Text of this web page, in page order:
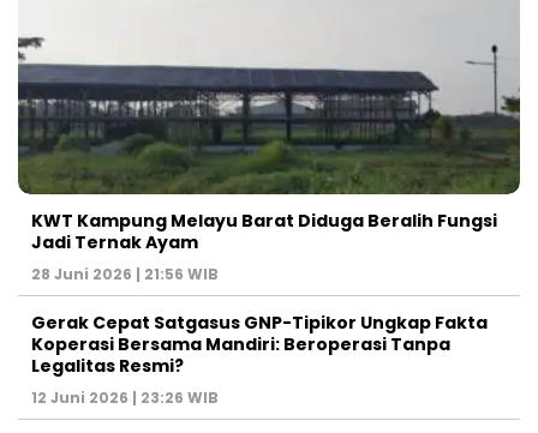
KWT Kampung Melayu Barat Diduga Beralih Fungsi
Jadi Ternak Ayam
28 Juni 2026 | 21:56 WIB
Gerak Cepat Satgasus GNP-Tipikor Ungkap Fakta
Koperasi Bersama Mandiri: Beroperasi Tanpa
Legalitas Resmi?
12 Juni 2026 | 23:26 WIB